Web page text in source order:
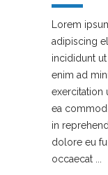
Lorem
adipiscing
incididunt
enim ad
exercitation
ea
in
dolore eu
occaecat